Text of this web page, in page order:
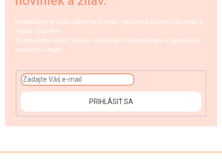
Rešpektujeme Vaše súkromie a nikdy nebudeme zdieľať Váš email s
tretími stranami.
*S odoslaním Vášho e-mailu súhlasíte s podmienkami o spracovaní
osobných údajov.
PRIHLÁSIŤ SA